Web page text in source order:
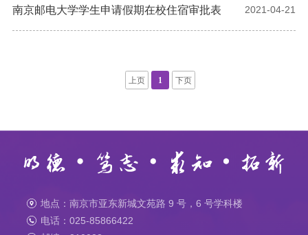
南京邮电大学学生申请假期在校住宿审批表 2021-04-21
上页 1 下页
地点：南京市亚东新城文苑路 9 号，6 号学科楼
电话：025-85866422